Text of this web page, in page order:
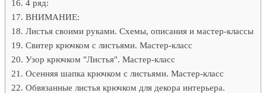
4 ряд:
ВНИМАНИЕ:
Листья своими руками. Схемы, описания и мастер-классы
Свитер крючком с листьями. Мастер-класс
Узор крючком "Листья". Мастер-класс
Осенняя шапка крючком с листьями. Мастер-класс
Обвязанные листья крючком для декора интерьера.